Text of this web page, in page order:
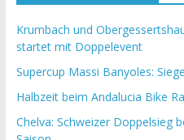
Krumbach und
startet mit Doppelevent
Supercup Massi Banyoles:
Halbzeit beim Andalucia Bike
Chelva: Schweizer Doppelsieg